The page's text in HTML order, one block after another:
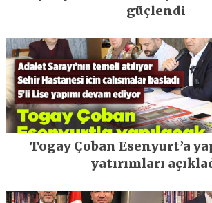
güçlendi
Togay Çoban Esenyurt’a
yatırımları